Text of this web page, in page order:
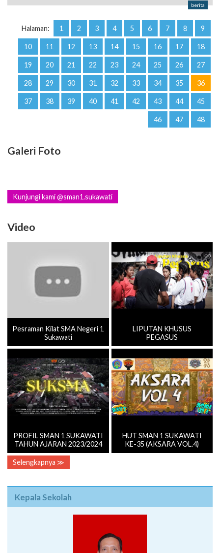
berita
Halaman: 1 2 3 4 5 6 7 8 9
10 11 12 13 14 15 16 17 18
19 20 21 22 23 24 25 26 27
28 29 30 31 32 33 34 35 36
37 38 39 40 41 42 43 44 45
46 47 48
Galeri Foto
Kunjungi kami @sman1.sukawati
Video
Pesraman Kilat SMA Negeri 1
Sukawati
LIPUTAN KHUSUS
PEGASUS
PROFIL SMAN 1 SUKAWATI
TAHUN AJARAN 2023/2024
HUT SMAN 1 SUKAWATI
KE-35 (AKSARA VOL.4)
Selengkapnya ≫
Kepala Sekolah